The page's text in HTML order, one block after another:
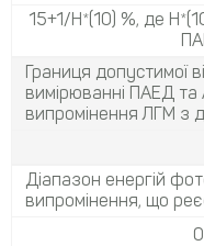
15+1/H*(10) %, де
Границя допустимої
вимірюванні ПАЕД
випромінення ЛГМ з
Діапазон енергій
випромінення, що